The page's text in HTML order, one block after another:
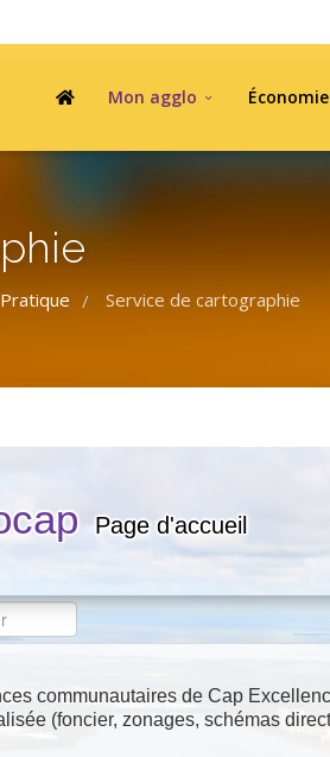
Mon agglo Économie
/ Service de cartographie